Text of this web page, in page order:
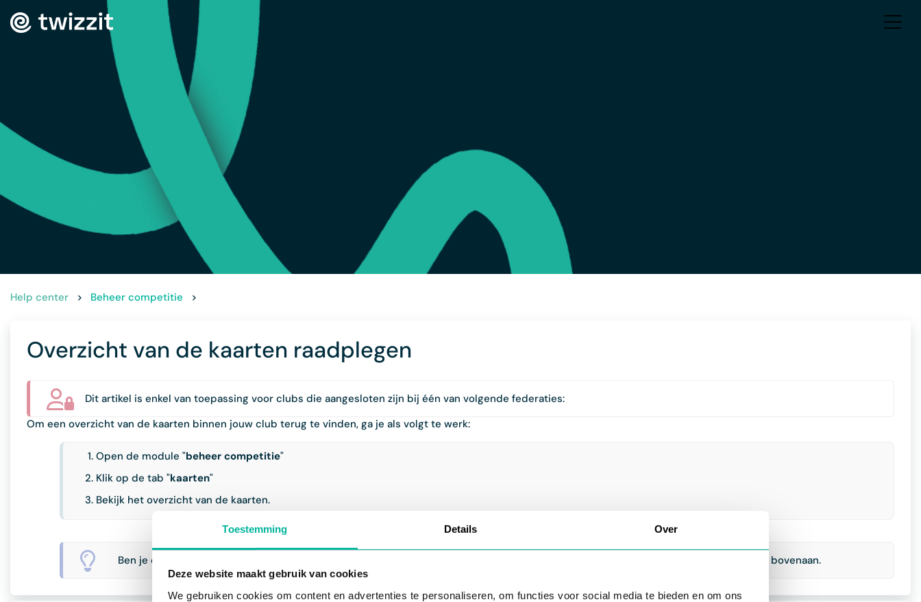
Toestemming Details Over
Deze website maakt gebruik van cookies
We gebruiken cookies om content en advertenties te personaliseren, om functies voor social media te bieden en om ons
Help center > Beheer competitie >
Overzicht van de kaarten raadplegen
Dit artikel is enkel van toepassing voor clubs die aangesloten zijn bij één van volgende federaties:
Om een overzicht van de kaarten binnen jouw club terug te vinden, ga je als volgt te werk:
Open de module "beheer competitie"
Klik op de tab "kaarten"
Bekijk het overzicht van de kaarten.
Ben je op zoek naar een (of meerdere) specifieke kaart(en)? Maak dan gebnruik van de filter aan de hand van het vergootglas rechts bovenaan.